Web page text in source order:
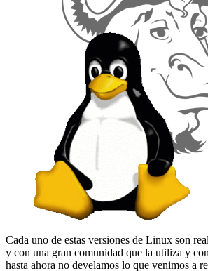
Cada uno de estas versiones de Linux son
y con una gran comunidad que la utiliza y
hasta ahora no develamos lo que venimos a